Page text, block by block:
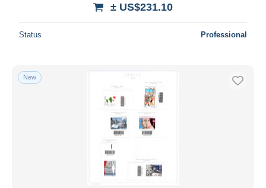
± US$231.10
Status Professional
New